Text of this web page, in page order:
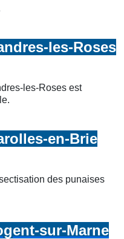
les-Roses
les-Roses est
en-Brie
des punaises
sur-Marne